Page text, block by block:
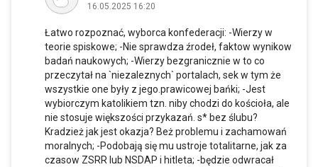
16.05.2025 16:20
Łatwo rozpoznać, wyborca konfederacji: -Wierzy w
teorie spiskowe; -Nie sprawdza źrodeł, faktow wynikow
badań naukowych; -Wierzy bezgranicznie w to co
przeczytał na `niezaleznych` portalach, sek w tym że
wszystkie one były z jego.prawicowej bańki; -Jest
wybiorczym katolikiem tzn. niby chodzi do kościoła, ale
nie stosuje większości przykazań. s* bez ślubu?
Kradzież jak jest okazja? Beż problemu i zachamowań
moralnych; -Podobają się mu ustroje totalitarne, jak za
czasow ZSRR lub NSDAP i hitleta; -będzie odwracał